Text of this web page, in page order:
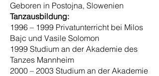
Geboren in Postojna, Slowenien
Tanzausbildung:
1996 – 1999 Privatunterricht bei Milos
Bajc und Vasile Solomon
1999 Studium an der Akademie des
Tanzes Mannheim
2000 – 2003 Studium an der Akademie